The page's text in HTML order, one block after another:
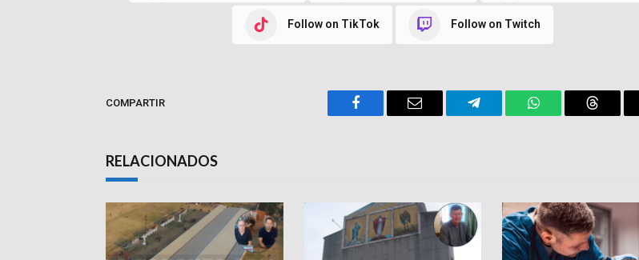
Follow on TikTok Follow on Twitch
COMPARTIR
Facebook Email Telegram WhatsAppThreads
RELACIONADOS